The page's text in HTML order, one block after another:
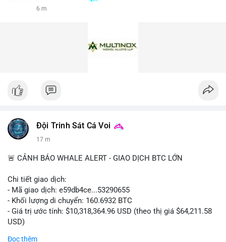
6 m
Đội Trinh Sát Cá Voi
17 m
🚨 CẢNH BÁO WHALE ALERT - GIAO DỊCH BTC LỚN
Chi tiết giao dịch:
- Mã giao dịch: e59db4ce...53290655
- Khối lượng di chuyển: 160.6932 BTC
- Giá trị ước tính: $10,318,364.96 USD (theo thị giá $64,211.58
USD)
Đọc thêm